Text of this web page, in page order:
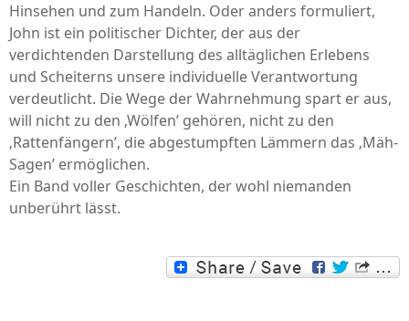
Hinsehen und zum Handeln. Oder anders formuliert,
John ist ein politischer Dichter, der aus der
verdichtenden Darstellung des alltäglichen Erlebens
und Scheiterns unsere individuelle Verantwortung
verdeutlicht. Die Wege der Wahrnehmung spart er aus,
will nicht zu den ‚Wölfen’ gehören, nicht zu den
‚Rattenfängern’, die abgestumpften Lämmern das ‚Mäh-
Sagen’ ermöglichen.
Ein Band voller Geschichten, der wohl niemanden
unberührt lässt.